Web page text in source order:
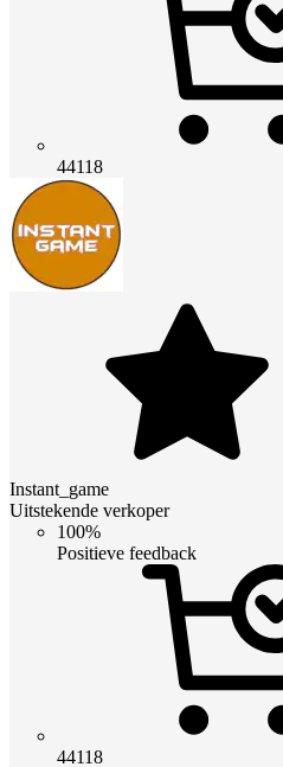
44118
Instant_game
Uitstekende verkoper
100%
Positieve feedback
44118